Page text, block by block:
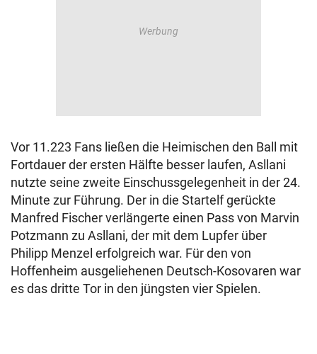
Vor 11.223 Fans ließen die Heimischen den Ball mit
Fortdauer der ersten Hälfte besser laufen, Asllani
nutzte seine zweite Einschussgelegenheit in der 24.
Minute zur Führung. Der in die Startelf gerückte
Manfred Fischer verlängerte einen Pass von Marvin
Potzmann zu Asllani, der mit dem Lupfer über
Philipp Menzel erfolgreich war. Für den von
Hoffenheim ausgeliehenen Deutsch-Kosovaren war
es das dritte Tor in den jüngsten vier Spielen.